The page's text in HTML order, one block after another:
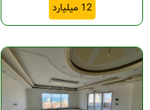
12 میلیارد